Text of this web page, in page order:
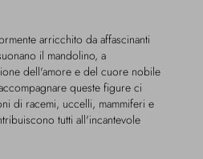
arricchito da affascinanti
il mandolino, a
dell'amore e del cuore nobile
queste figure ci
di racemi, uccelli, mammiferi e
tutti all'incantevole